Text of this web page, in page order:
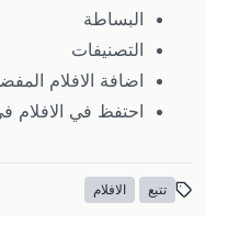
البساطة
التصنيفات
اضافة الافلام
احتفظ في الافلام
تتبع الافلام